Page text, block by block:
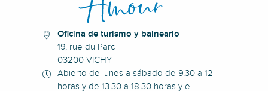
Oficina de turismo y balneario
19, rue du Parc
03200 VICHY
Abierto de lunes a sábado de 9.30 a 12
horas y de 13.30 a 18.30 horas y el